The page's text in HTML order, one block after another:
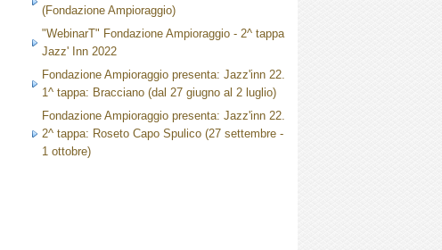
(Fondazione Ampioraggio)
"WebinarT" Fondazione Ampioraggio - 2^ tappa
Jazz' Inn 2022
Fondazione Ampioraggio presenta: Jazz'inn 22.
1^ tappa: Bracciano (dal 27 giugno al 2 luglio)
Fondazione Ampioraggio presenta: Jazz'inn 22.
2^ tappa: Roseto Capo Spulico (27 settembre -
1 ottobre)